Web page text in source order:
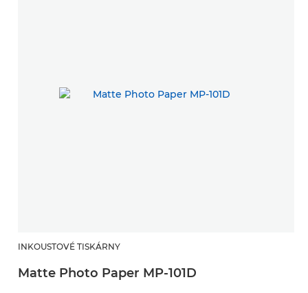
INKOUSTOVÉ TISKÁRNY
Matte Photo Paper MP-101D